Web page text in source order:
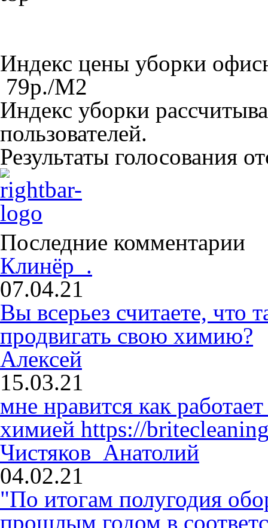
Индекс цены уборки
79р./M2
Индекс уборки
пользователей.
Результаты голосования
Последние комментарии
Клинёр .
07.04.21
Вы всерьез считаете, что
продвигать свою химию?
Алексей
15.03.21
мне нравится как
химией https://
Чистяков Анатолий
04.02.21
"По итогам полугодия
прошлым годом в